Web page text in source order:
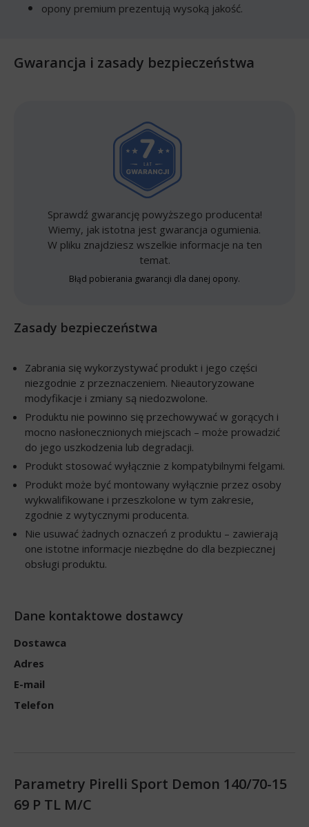
opony premium prezentują wysoką jakość.
Gwarancja i zasady bezpieczeństwa
Sprawdź gwarancję powyższego producenta!
Wiemy, jak istotna jest gwarancja ogumienia.
W pliku znajdziesz wszelkie informacje na ten
temat.
Błąd pobierania gwarancji dla danej opony.
Zasady bezpieczeństwa
Zabrania się wykorzystywać produkt i jego części
niezgodnie z przeznaczeniem. Nieautoryzowane
modyfikacje i zmiany są niedozwolone.
Produktu nie powinno się przechowywać w gorących i
mocno nasłonecznionych miejscach – może prowadzić
do jego uszkodzenia lub degradacji.
Produkt stosować wyłącznie z kompatybilnymi felgami.
Produkt może być montowany wyłącznie przez osoby
wykwalifikowane i przeszkolone w tym zakresie,
zgodnie z wytycznymi producenta.
Nie usuwać żadnych oznaczeń z produktu – zawierają
one istotne informacje niezbędne do dla bezpiecznej
obsługi produktu.
Dane kontaktowe dostawcy
Dostawca
Adres
E-mail
Telefon
Parametry Pirelli Sport Demon 140/70-15
69 P TL M/C